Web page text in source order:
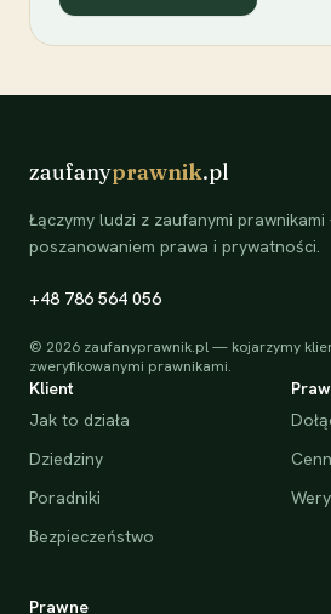
zaufanyprawnik.pl
Łączymy ludzi z zaufanymi
poszanowaniem prawa i prywatności.
+48 786 564 056
© 2026 zaufanyprawnik.pl — kojarzymy
zweryfikowanymi prawnikami.
Klient
Jak to działa
Dziedziny
Poradniki
Bezpieczeństwo
Prawne